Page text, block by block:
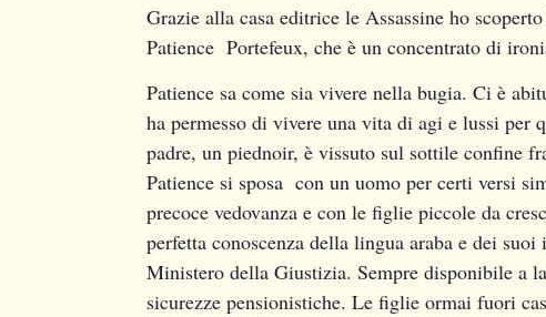
Grazie alla casa editrice le Assassine ho
Patience Portefeux, che è un concentrato di
Patience sa come sia vivere nella bugia. Ci è
ha permesso di vivere una vita di agi e lussi per
padre, un piednoir, è vissuto sul sottile confine
Patience si sposa con un uomo per certi versi
precoce vedovanza e con le figlie piccole da
perfetta conoscenza della lingua araba e dei
Ministero della Giustizia. Sempre disponibile a
sicurezze pensionistiche. Le figlie ormai fuori